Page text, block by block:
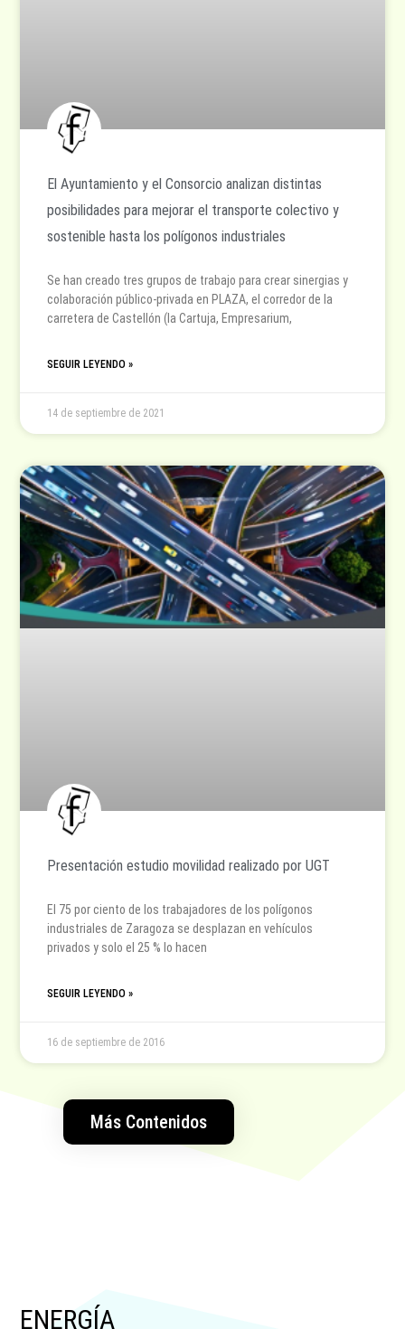
El Ayuntamiento y el Consorcio analizan distintas
posibilidades para mejorar el transporte colectivo y
sostenible hasta los polígonos industriales
Se han creado tres grupos de trabajo para crear sinergias y
colaboración público-privada en PLAZA, el corredor de la
carretera de Castellón (la Cartuja, Empresarium,
SEGUIR LEYENDO »
14 de septiembre de 2021
Presentación estudio movilidad realizado por UGT
El 75 por ciento de los trabajadores de los polígonos
industriales de Zaragoza se desplazan en vehículos
privados y solo el 25 % lo hacen
SEGUIR LEYENDO »
16 de septiembre de 2016
Más Contenidos
ENERGÍA